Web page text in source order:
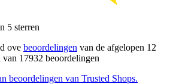
5 sterren
ove beoordelingen van de afgelopen 12
van 17932 beoordelingen
beoordelingen van Trusted Shops.